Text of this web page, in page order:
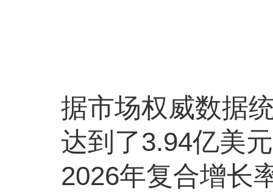
据市场权威数据
达到了3.94亿美
2026年复合增长